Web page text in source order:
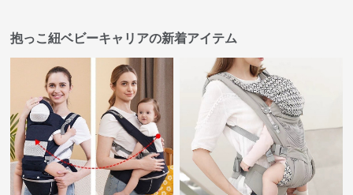
抱っこ紐ベビーキャリアの新着アイテム